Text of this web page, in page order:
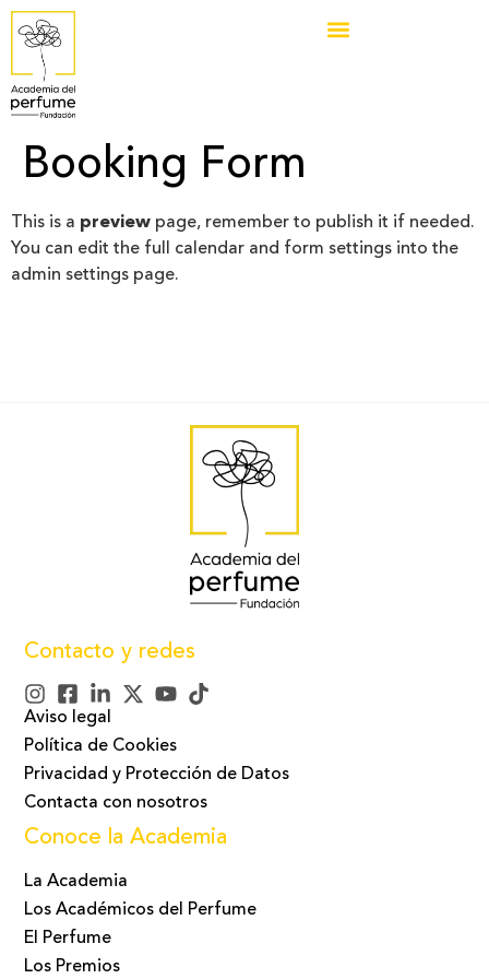
Booking Form
This is a preview page, remember to publish it if needed.
You can edit the full calendar and form settings into the
admin settings page.
Contacto y redes
Aviso legal
Política de Cookies
Privacidad y Protección de Datos
Contacta con nosotros
Conoce la Academia
La Academia
Los Académicos del Perfume
El Perfume
Los Premios